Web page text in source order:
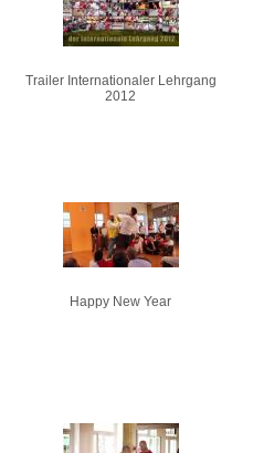
Trailer Internationaler Lehrgang
2012
Happy New Year